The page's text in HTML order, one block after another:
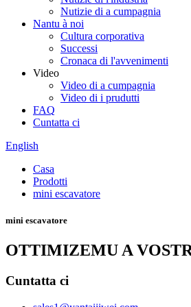
Nutizie di a cumpagnia
Nantu à noi
Cultura corporativa
Successi
Cronaca di l'avvenimenti
Video
Video di a cumpagnia
Video di i prudutti
FAQ
Cuntatta ci
English
Casa
Prodotti
mini escavatore
mini escavatore
OTTIMIZEMU A
Cuntatta ci